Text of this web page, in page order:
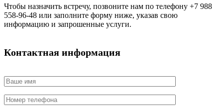
Чтобы назначить встречу, позвоните нам по телефону +7 988
558-96-48 или заполните форму ниже, указав свою
информацию и запрошенные услуги.
Контактная информация